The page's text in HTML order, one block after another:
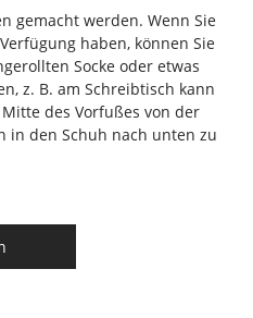
gemacht werden. Wenn Sie
haben, können Sie
Socke oder etwas
z. B. am Schreibtisch kann
des Vorfußes von der
in den Schuh nach unten zu